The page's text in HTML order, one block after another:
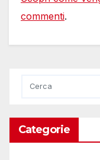
commenti.
Categorie